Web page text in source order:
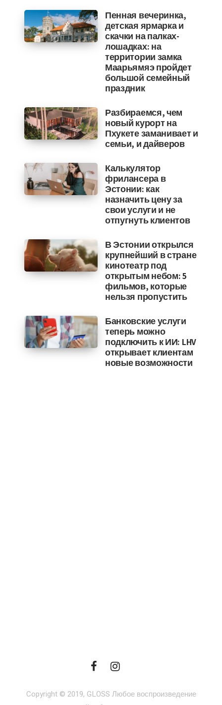
Пенная вечеринка,
детская ярмарка и
скачки на палках-
лошадках: на
территории замка
Маарьямяэ пройдет
большой семейный
праздник
Разбираемся, чем
новый курорт на
Пхукете заманивает и
семьи, и дайверов
Калькулятор
фрилансера в
Эстонии: как
назначить цену за
свои услуги и не
отпугнуть клиентов
В Эстонии открылся
крупнейший в стране
кинотеатр под
открытым небом: 5
фильмов, которые
нельзя пропустить
Банковские услуги
теперь можно
подключить к ИИ: LHV
открывает клиентам
новые возможности
Copyright © 2019, GLOSS Любое воспроизведение